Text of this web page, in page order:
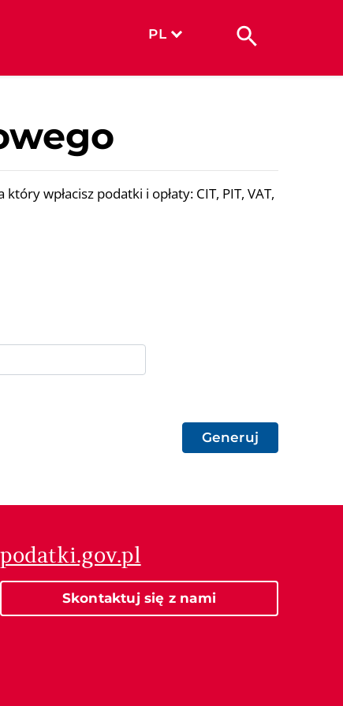
PL
wpłacisz podatki i opłaty: CIT, PIT, VAT,
Generuj
podatki.gov.pl
Skontaktuj się z nami